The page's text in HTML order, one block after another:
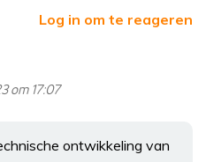
Log in om te reageren
om 17:07
ontwikkeling van